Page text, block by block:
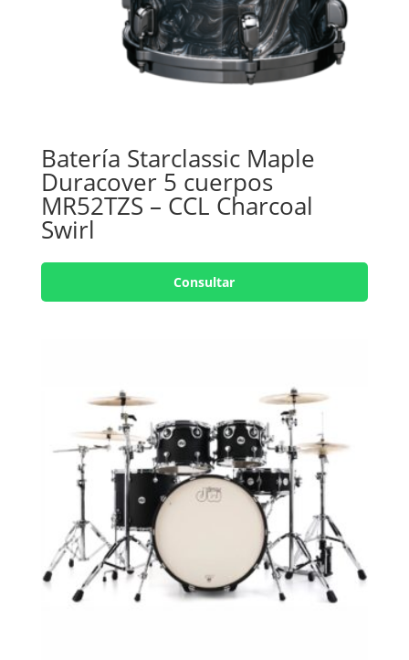
Batería Starclassic Maple
Duracover 5 cuerpos
MR52TZS – CCL Charcoal
Swirl
Consultar